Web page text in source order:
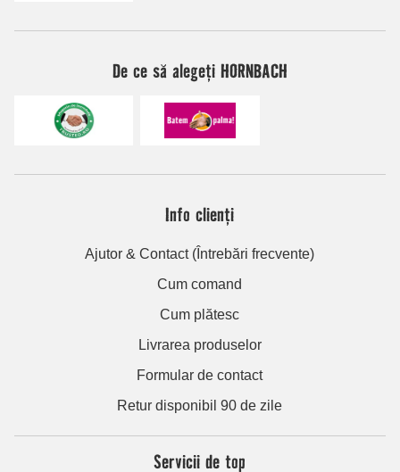
De ce să alegeți HORNBACH
Info clienți
Ajutor & Contact (Întrebări frecvente)
Cum comand
Cum plătesc
Livrarea produselor
Formular de contact
Retur disponibil 90 de zile
Servicii de top